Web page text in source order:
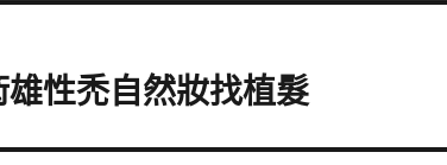
性禿自然妝找植髮